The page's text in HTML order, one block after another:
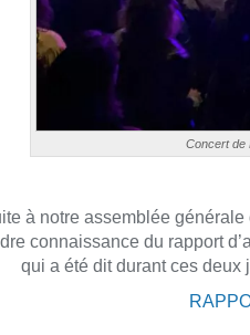
Concert de
à notre assemblée
connaissance du rapport
qui a été dit durant ces deux